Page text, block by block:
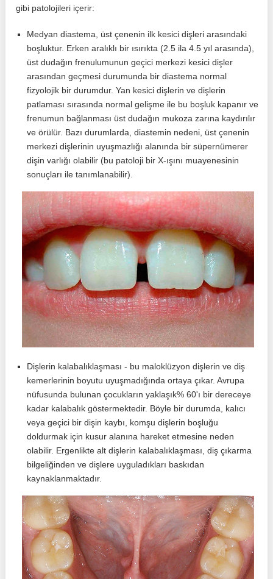
gibi patolojileri içerir:
Medyan diastema, üst çenenin ilk kesici dişleri arasındaki
boşluktur. Erken aralıklı bir ısırıkta (2.5 ila 4.5 yıl arasında),
üst dudağın frenulumunun geçici merkezi kesici dişler
arasından geçmesi durumunda bir diastema normal
fizyolojik bir durumdur. Yan kesici dişlerin ve dişlerin
patlaması sırasında normal gelişme ile bu boşluk kapanır ve
frenumun bağlanması üst dudağın mukoza zarına kaydırılır
ve örülür. Bazı durumlarda, diastemin nedeni, üst çenenin
merkezi dişlerinin uyuşmazlığı alanında bir süpernümerer
dişin varlığı olabilir (bu patoloji bir X-ışını muayenesinin
sonuçları ile tanımlanabilir).
Dişlerin kalabalıklaşması - bu maloklüzyon dişlerin ve diş
kemerlerinin boyutu uyuşmadığında ortaya çıkar. Avrupa
nüfusunda bulunan çocukların yaklaşık% 60'ı bir dereceye
kadar kalabalık göstermektedir. Böyle bir durumda, kalıcı
veya geçici bir dişin kaybı, komşu dişlerin boşluğu
doldurmak için kusur alanına hareket etmesine neden
olabilir. Ergenlikte alt dişlerin kalabalıklaşması, diş çıkarma
bilgeliğinden ve dişlere uyguladıkları baskıdan
kaynaklanmaktadır.